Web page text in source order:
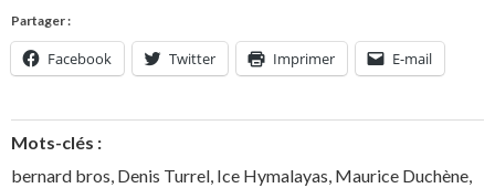
Partager :
Facebook Twitter Imprimer E-mail
Mots-clés :
bernard bros, Denis Turrel, Ice Hymalayas, Maurice Duchène,